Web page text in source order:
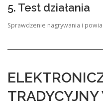
5. Test działania
Sprawdzenie nagrywania i